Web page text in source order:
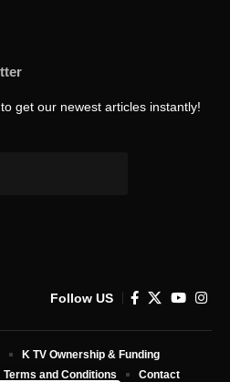
get our newest articles instantly!
Follow US
K TV Ownership & Funding
Terms and Conditions Contact